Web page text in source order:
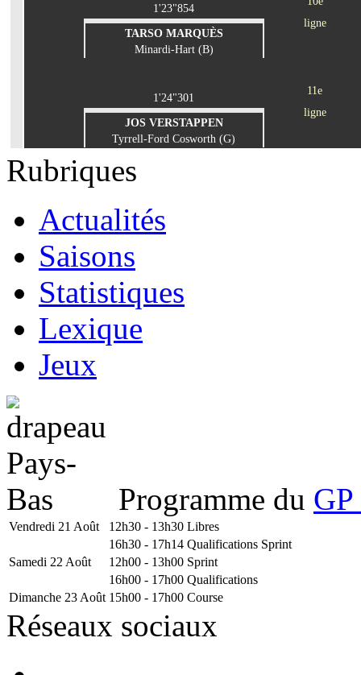
ligne
1'23"854
TARSO MARQUÈS
Minardi-Hart (B)
11e
ligne
1'24"301
JOS VERSTAPPEN
Tyrrell-Ford Cosworth (G)
Rubriques
Actualités
Saisons
Statistiques
Lexique
Jeux
Programme du
Vendredi 21 Août 12h30 - 13h30 Libres
16h30 - 17h14 Qualifications Sprint
Samedi 22 Août
12h00 - 13h00 Sprint
16h00 - 17h00 Qualifications
Dimanche 23 Août 15h00 - 17h00 Course
Réseaux sociaux